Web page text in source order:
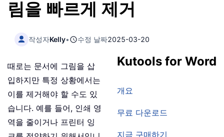
림을 빠르게 제거
작성자Kelly• 수정 날짜2025-03-20
Kutools for Word
개요
무료 다운로드
지금 구매하기
때로는 문서에 그림을 삽
입하지만 특정 상황에서는
이를 제거해야 할 수도 있
습니다. 예를 들어, 인쇄 영
역을 줄이거나 프린터 잉